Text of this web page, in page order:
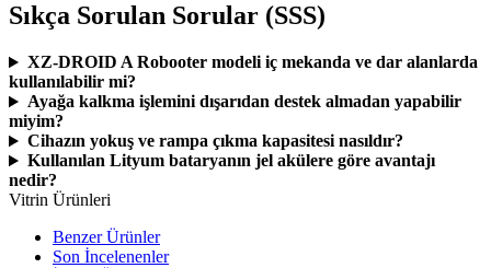
Sıkça Sorulan Sorular (SSS)
XZ-DROID A Robooter modeli iç mekanda ve dar alanlarda
kullanılabilir mi?
Ayağa kalkma işlemini dışarıdan destek almadan yapabilir
miyim?
Cihazın yokuş ve rampa çıkma kapasitesi nasıldır?
Kullanılan Lityum bataryanın jel akülere göre avantajı
nedir?
Vitrin Ürünleri
Benzer Ürünler
Son İncelenenler